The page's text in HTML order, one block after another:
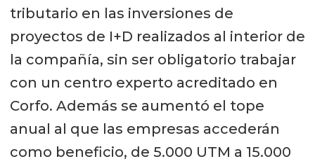
tributario en las inversiones de
proyectos de I+D realizados al interior de
la compañía, sin ser obligatorio trabajar
con un centro experto acreditado en
Corfo. Además se aumentó el tope
anual al que las empresas accederán
como beneficio, de 5.000 UTM a 15.000